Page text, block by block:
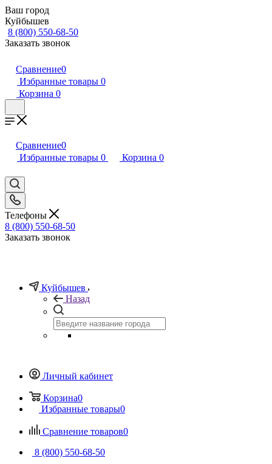
Ваш город
Куйбышев
8 (800) 550-68-50
Заказать звонок
Сравнение0
Избранные товары 0
Корзина 0
Сравнение0
Избранные товары 0 Корзина 0
Телефоны
8 (800) 550-68-50
Заказать звонок
Куйбышев
Назад
Личный кабинет
Корзина0
Избранные товары0
Сравнение товаров0
8 (800) 550-68-50